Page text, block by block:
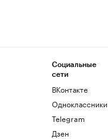
Социальные
сети
ВКонтакте
Одноклассники
Telegram
Дзен